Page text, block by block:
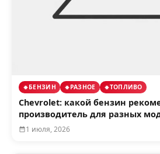
БЕНЗИН РАЗНОЕ ТОПЛИВО
Chevrolet: какой бензин
производитель для разных
1 июля, 2026